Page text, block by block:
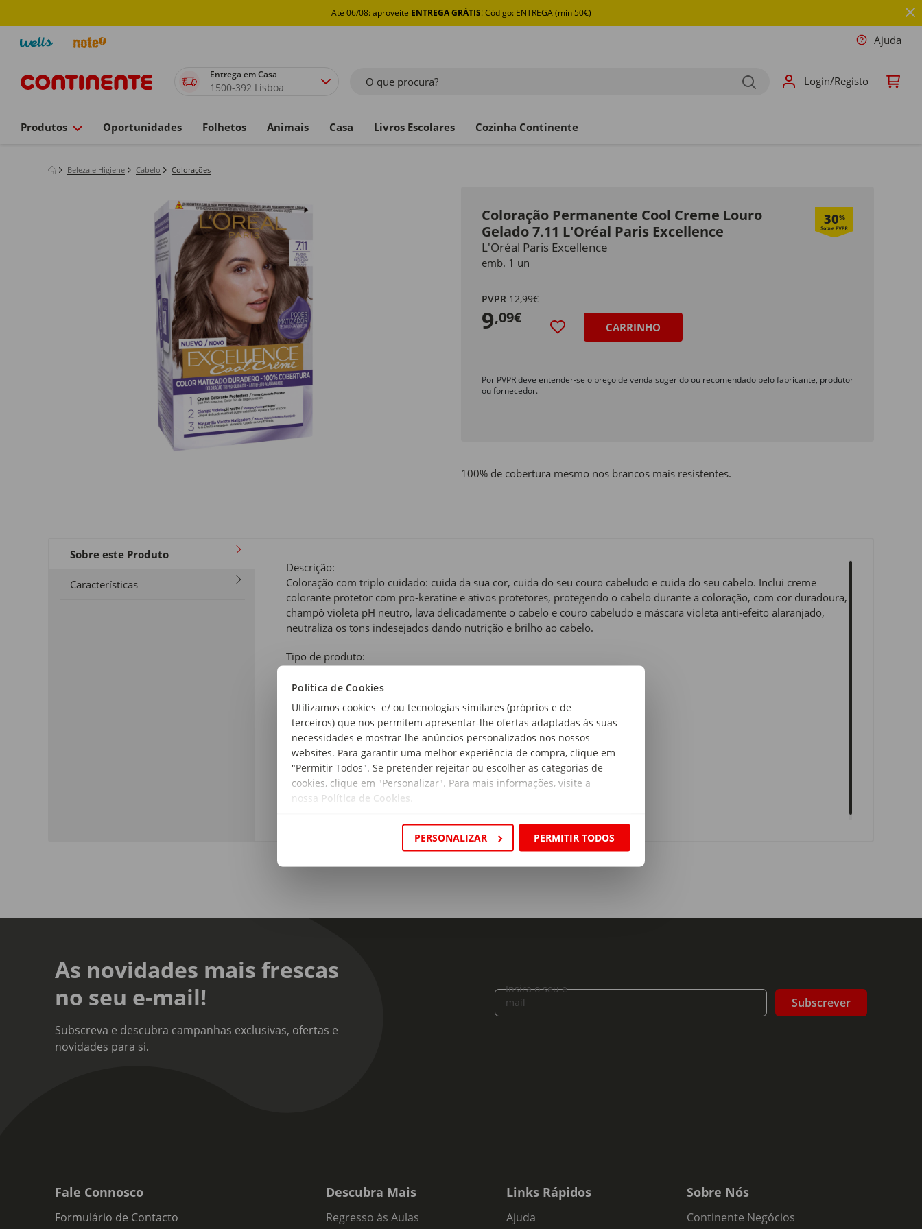
Política de Cookies
Utilizamos cookies e/ ou tecnologias similares (próprios e de
terceiros) que nos permitem apresentar-lhe ofertas adaptadas às suas
necessidades e mostrar-lhe anúncios personalizados nos nossos
websites. Para garantir uma melhor experiência de compra, clique em
"Permitir Todos". Se pretender rejeitar ou escolher as categorias de
cookies, clique em "Personalizar". Para mais informações, visite a
nossa Política de Cookies
PERSONALIZAR PERMITIR TODOS
Até 06/08: aproveite ENTREGA GRÁTIS! Código: ENTREGA (min 50€)
Ajuda
Entrega em Casa
1500-392 Lisboa O que procura? Login/Registo
Produtos Oportunidades Folhetos Animais Casa Livros Escolares Cozinha Continente
Beleza e Higiene Cabelo Colorações
Coloração Permanente Cool Creme Louro
Gelado 7.11 L'Oréal Paris Excellence
30%
L'Oréal Paris Excellence
emb. 1 un
PVPR 12,99€
9,09€
CARRINHO
Por PVPR deve entender-se o preço de venda sugerido ou recomendado pelo fabricante, produtor
ou fornecedor.
100% de cobertura mesmo nos brancos mais resistentes.
Sobre este Produto
Características
Descrição:
Coloração com triplo cuidado: cuida da sua cor, cuida do seu couro cabeludo e cuida do seu cabelo. Inclui creme
colorante protetor com pro-keratine e ativos protetores, protegendo o cabelo durante a coloração, com cor duradoura,
champô violeta pH neutro, lava delicadamente o cabelo e couro cabeludo e máscara violeta anti-efeito alaranjado,
neutraliza os tons indesejados dando nutrição e brilho ao cabelo.
Tipo de produto:
Tipo de coloração:
Permanente com Amoníaco
Número da coloração:
7.11
Cor:
Louro Gelado
As novidades mais frescas
no seu e-mail!
Subscreva e descubra campanhas exclusivas, ofertas e
novidades para si.
Insira o seu e-
mail
Subscrever
Fale Connosco
Formulário de Contacto
Descubra Mais
Regresso às Aulas
Links Rápidos
Ajuda
Sobre Nós
Continente Negócios